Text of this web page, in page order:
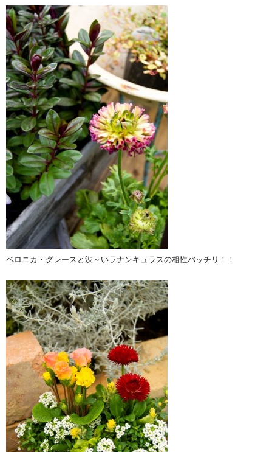
ベロニカ・グレースと渋～いラナンキュラスの相性バッチリ！！